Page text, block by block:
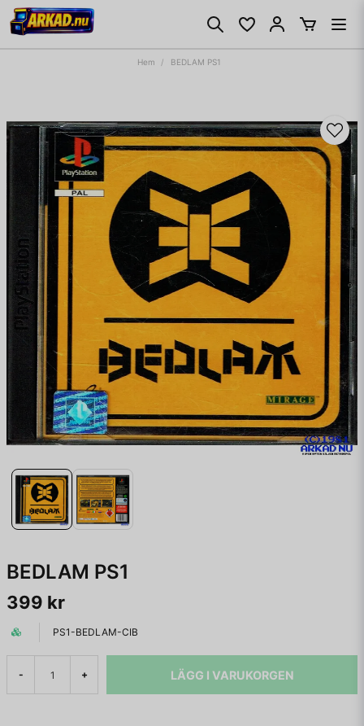
Hem BEDLAM PS1
BEDLAM PS1
399 kr
PS1-BEDLAM-CIB
- + LÄGG I VARUKORGEN